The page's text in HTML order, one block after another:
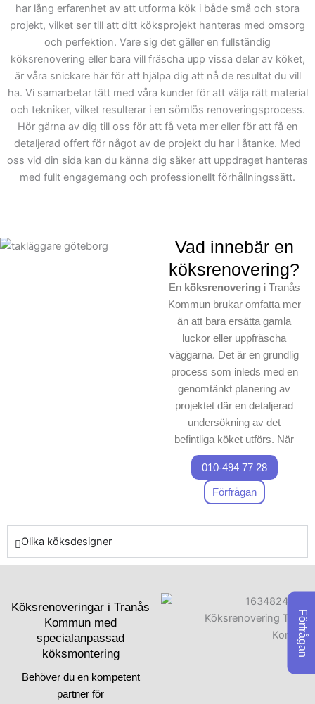
attraktionskraft. Vi lägger
stor vikt vid detaljer och
precision när vi arbetar
med skräddarsydda
lösningar, därför är vi noga
med att planera av varje
steg ikunduppdragetför
att säkerställa ett
problemfritt
genomförande.I Tranås
skräddarsytt kök.
Förfrågan
har lång erfarenhet av att utforma kök i både små och stora
projekt, vilket ser till att ditt köksprojekt hanteras med omsorg
och perfektion. Vare sig det gäller en fullständig
köksrenovering eller bara vill fräscha upp vissa delar av köket,
är våra snickare här för att hjälpa dig att nå de resultat du vill
ha. Vi samarbetar tätt med våra kunder för att välja rätt material
och tekniker, vilket resulterar i en sömlös renoveringsprocess.
Hör gärna av dig till oss för att få veta mer eller för att få en
detaljerad offert för något av de projekt du har i åtanke. Med
oss vid din sida kan du känna dig säker att uppdraget hanteras
med fullt engagemang och professionellt förhållningssätt.
Vad innebär en
köksrenovering?
En köksrenovering i Tranås
Kommun brukar omfatta mer
än att bara ersätta gamla
luckor eller uppfräscha
väggarna. Det är en grundlig
process som inleds med en
genomtänkt planering av
projektet där en detaljerad
undersökning av det
befintliga köket utförs. När
de aktuella stommarna
inspekterats, avgör vårt
team av professionella
hantverkare vad som ska
förbättras eller ersättas.
detaljplanering för att trygga
överenskommelse och att
alla aspekter av
renoveringen, från
010-494 77 28
Förfrågan
Olika köksdesigner
Köksrenoveringar i Tranås
Kommun med
specialanpassad
köksmontering
Behöver du en kompetent
partner för